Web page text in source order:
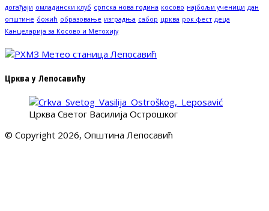
догађаји омладински клуб српска нова година косово најбољи ученици дан
општине божић образовање изградња сабор црква рок фест деца
Канцеларија за Косово и Метохију
Црква у Лепосавићу
Црква Светог Василија Острошког
© Copyright 2026, Општина Лепосавић